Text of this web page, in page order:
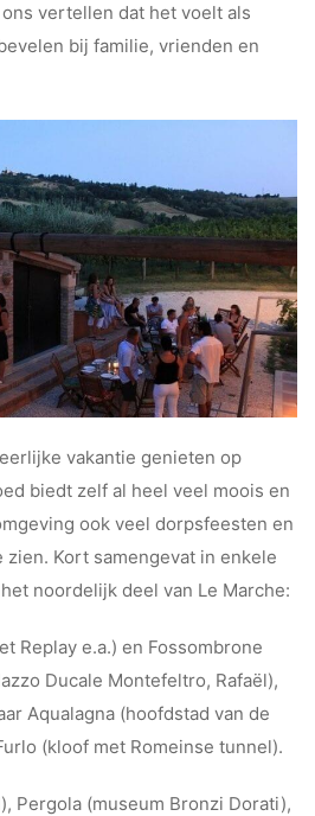
vertellen dat het voelt als
bij familie, vrienden en
vakantie genieten op
biedt zelf al heel veel moois en
ook veel dorpsfeesten en
Kort samengevat in enkele
noordelijk deel van Le Marche:
Replay e.a.) en Fossombrone
Ducale Montefeltro, Rafaël),
Aqualagna (hoofdstad van de
(kloof met Romeinse tunnel).
Pergola (museum Bronzi Dorati),